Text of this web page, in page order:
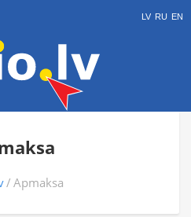
LV RU EN
Apmaksa